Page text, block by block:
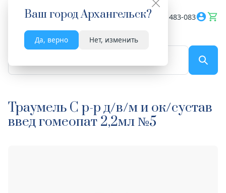
Ваш городАрхангельск?
Да, верно Нет, изменить
Весь сайт 8182 483-083
Траумель С р-р д/в/м и ок/сустав
введ гомеопат 2,2мл №5